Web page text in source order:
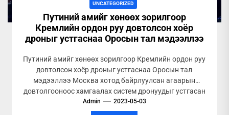
UNCATEGORIZED
Путиний амийг хөнөөх зорилгоор
Кремлийн ордон руу довтолсон хоёр
дроныг устгаснаа Оросын тал мэдээллээ
Путиний амийг хөнөөх зорилгоор Кремлийн ордон руу
довтолсон хоёр дроныг устгаснаа Оросын тал
мэдээллээ Москва хотод байрлуулсан агаарын
довтолгооноос хамгаалах систем дронуудыг устгасан
байна. Халдлагын...
Admin 2023-05-03